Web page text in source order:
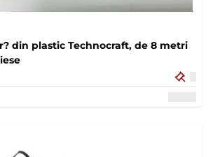
din plastic Technocraft, de 8 metri